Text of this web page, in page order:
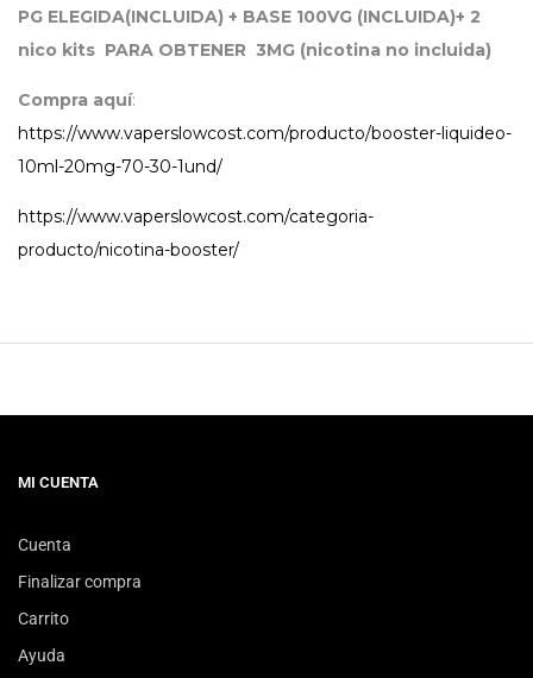
PG ELEGIDA(INCLUIDA) + BASE 100VG (INCLUIDA)+ 2
nico kits PARA OBTENER 3MG (nicotina no incluida)
Compra aquí:
https://www.vaperslowcost.com/producto/booster-liquideo-
10ml-20mg-70-30-1und/
https://www.vaperslowcost.com/categoria-
producto/nicotina-booster/
MI CUENTA
Cuenta
Finalizar compra
Carrito
Ayuda